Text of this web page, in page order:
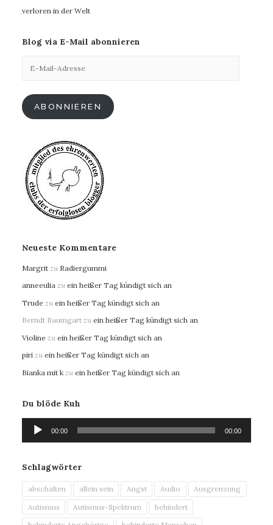
verloren in der Welt
Blog via E-Mail abonnieren
Mail-
ABONNIEREN
Neueste Kommentare
Margrit zu Radiergummi
anneeulia zu ein heißer Tag kündigt sich an
Trude zu ein heißer Tag kündigt sich an
Berndt Baumgart zu ein heißer Tag kündigt sich an
Violine zu ein heißer Tag kündigt sich an
piri zu ein heißer Tag kündigt sich an
Bianka mit k zu ein heißer Tag kündigt sich an
Du blöde Kuh
Audio-
Player
00:00 00:00
Schlagwörter
abschalten allein sein Angst Audio
Ausgrenzung
Autismus
Autismus-Spektrum
behindert